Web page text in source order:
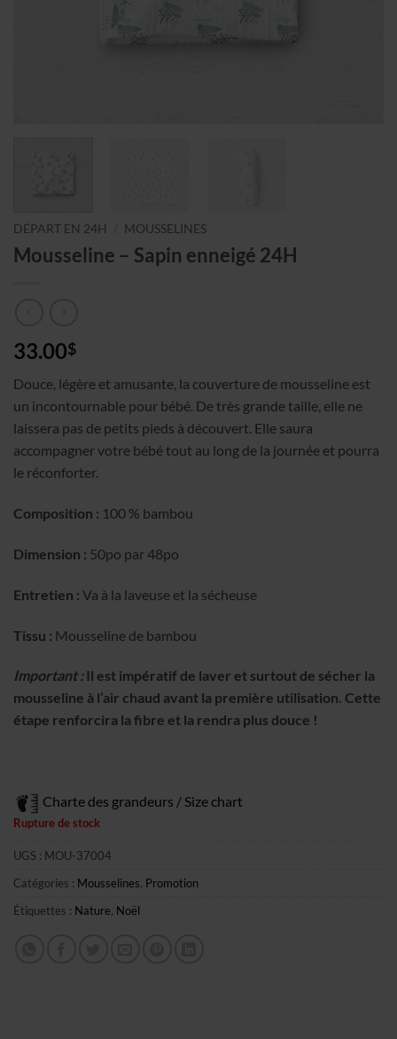
DÉPART EN 24H MOUSSELINES
Mousseline – Sapin enneigé 24H
33.00$
Douce, légère et amusante, la couverture de mousseline est
un incontournable pour bébé. De très grande taille, elle ne
laissera pas de petits pieds à découvert. Elle saura
accompagner votre bébé tout au long de la journée et pourra
le réconforter.
Composition : 100 % bambou
Dimension : 50po par 48po
Entretien : Va à la laveuse et la sécheuse
Tissu : Mousseline de bambou
Important :Il est impératif de laver et surtout de sécher la
mousseline à l’air chaud avant la première utilisation. Cette
étape renforcira la fibre et la rendra plus douce !
Charte des grandeurs / Size chart
Rupture de stock
UGS : MOU-37004
Catégories : Mousselines, Promotion
Étiquettes : Nature, Noël